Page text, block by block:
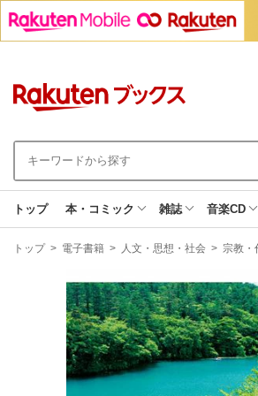
トップ 本・コミック 雑誌 音楽CD
現
トップ > 電子書籍 > 人文・思想・社会 > 宗教・